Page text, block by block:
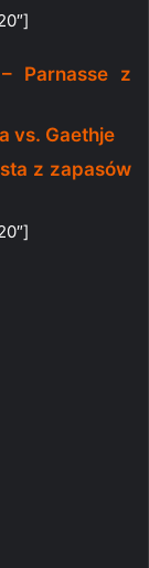
Parnasse z
vs. Gaethje
z zapasów